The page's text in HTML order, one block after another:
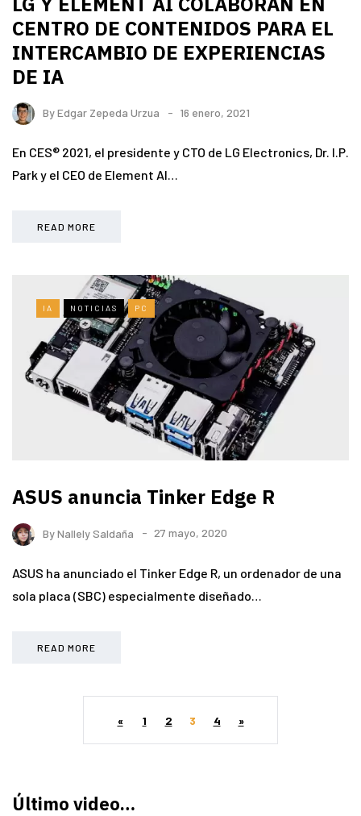
CENTRO DE CONTENIDOS PARA EL
INTERCAMBIO DE EXPERIENCIAS
DE IA
ByEdgar Zepeda Urzua 16 enero, 2021
En CES® 2021, el presidente y CTO de LG Electronics, Dr. I.P.
Park y el CEO de Element AI…
READ MORE
IA NOTICIAS PC
ASUS anuncia Tinker Edge R
ByNallely Saldaña 27 mayo, 2020
ASUS ha anunciado el Tinker Edge R, un ordenador de una
sola placa (SBC) especialmente diseñado…
READ MORE
« 1 2 3 4 »
Último video…